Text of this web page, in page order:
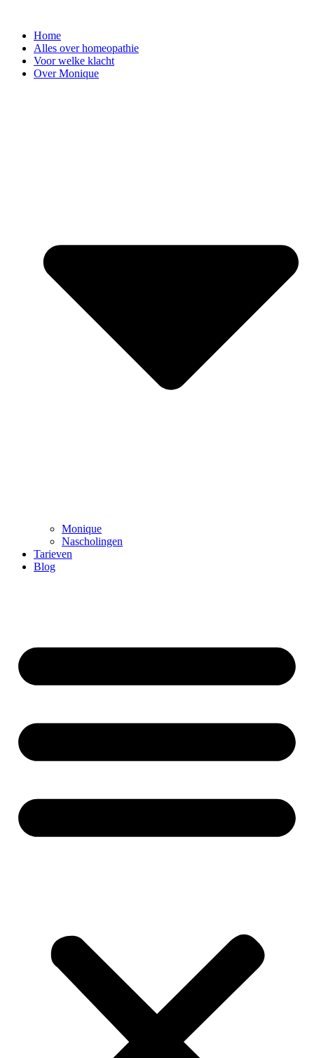
inhoud
Home
Alles over homeopathie
Voor welke klacht
Over Monique
Monique
Nascholingen
Tarieven
Blog